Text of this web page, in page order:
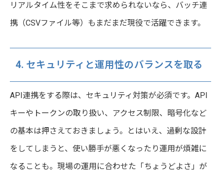
リアルタイム性をそこまで求められないなら、バッチ連
携（CSVファイル等）もまだまだ現役で活躍できます。
4. セキュリティと運用性のバランスを取る
API連携をする際は、セキュリティ対策が必須です。API
キーやトークンの取り扱い、アクセス制限、暗号化など
の基本は押さえておきましょう。とはいえ、過剰な設計
をしてしまうと、使い勝手が悪くなったり運用が煩雑に
なることも。現場の運用に合わせた「ちょうどよさ」が